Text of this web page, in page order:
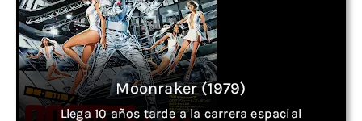
Moonraker (1979)
Llega 10 años tarde a la carrera espacial